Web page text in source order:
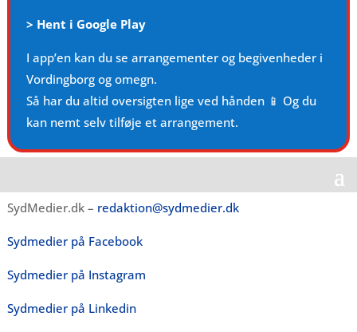
> Hent i Google Play
I app’en kan du se arrangementer og begivenheder i
Vordingborg og omegn.
Så har du altid oversigten lige ved hånden 📱 Og du
kan nemt selv tilføje et arrangement.
SydMedier.dk – redaktion@sydmedier.dk
Sydmedier på Facebook
Sydmedier på Instagram
Sydmedier på Linkedin